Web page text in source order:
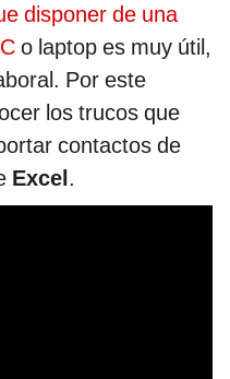
disponer de una
o laptop es muy útil,
Por este
los trucos que
contactos de
Excel.